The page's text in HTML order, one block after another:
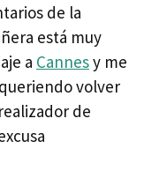
de la
está muy
a Cannesy me
volver
de